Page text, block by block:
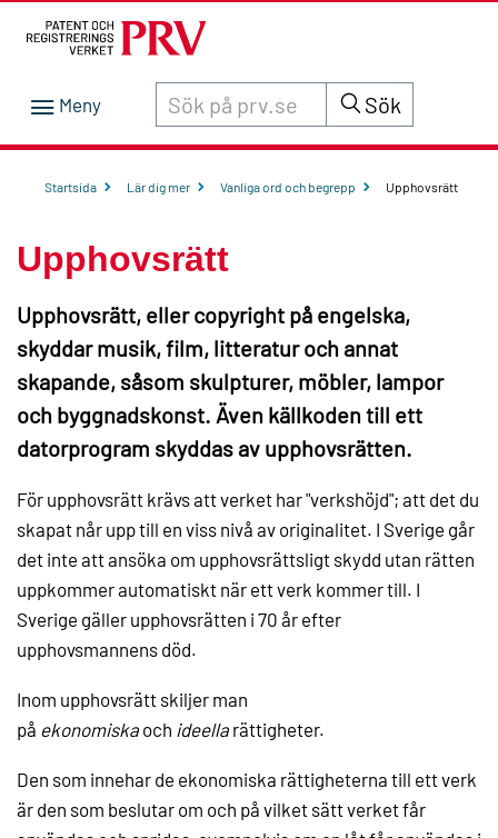
Sök innehåll på siten prv.se Sök
Startsida Lär dig mer Vanliga ord och begrepp Upphovsrätt
Upphovsrätt
Upphovsrätt, eller copyright på engelska,
skyddar musik, film, litteratur och annat
skapande, såsom skulpturer, möbler, lampor
och byggnadskonst. Även källkoden till ett
datorprogram skyddas av upphovsrätten.
För upphovsrätt krävs att verket har "verkshöjd"; att det du
skapat når upp till en viss nivå av originalitet. I Sverige går
det inte att ansöka om upphovsrättsligt skydd utan rätten
uppkommer automatiskt när ett verk kommer till. I
Sverige gäller upphovsrätten i 70 år efter
upphovsmannens död.
Inom upphovsrätt skiljer man
på ekonomiska och ideella rättigheter.
Den som innehar de ekonomiska rättigheterna till ett verk
är den som beslutar om och på vilket sätt verket får